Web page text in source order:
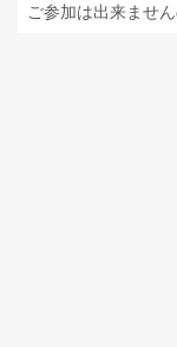
ご参加は出来ませ